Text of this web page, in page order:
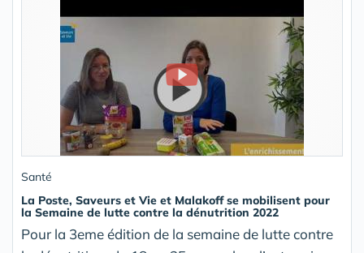
Santé
La Poste, Saveurs et Vie et Malakoff se mobilisent pour
la Semaine de lutte contre la dénutrition 2022
Pour la 3eme édition de la semaine de lutte contre